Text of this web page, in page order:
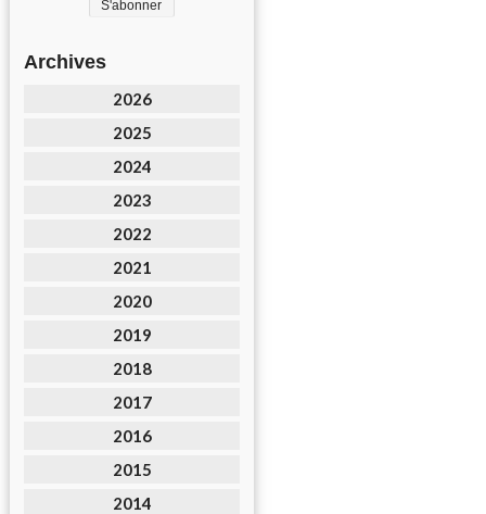
Archives
2026
2025
2024
2023
2022
2021
2020
2019
2018
2017
2016
2015
2014